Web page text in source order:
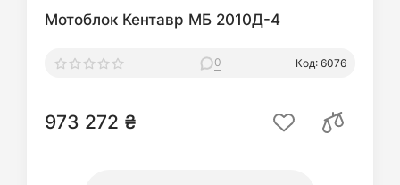
Мотоблок Кентавр МБ 2010Д-4
0 Код: 6076
973 272 ₴